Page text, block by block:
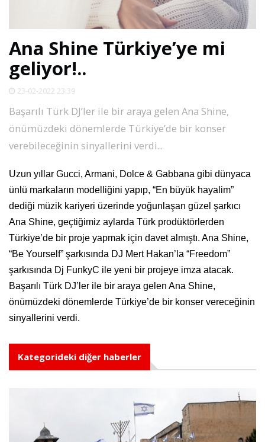
DÜNYA
VİDEO
GALERİ
RESMİ
REKLAMLAR
Ana Shine Türkiye’ye mi
geliyor!..
23-02-2022 23:39
Başarılı Türk DJ’ler ile bir araya gelen Ana Shine,
önümüzdeki dönemlerde Türkiye’de bir konser
verebileceğinin sinyallerini verdi...
Uzun yıllar Gucci, Armani, Dolce & Gabbana gibi dünyaca
ünlü markaların modelliğini yapıp, “En büyük hayalim”
dediği müzik kariyeri üzerinde yoğunlaşan güzel şarkıcı
Ana Shine, geçtiğimiz aylarda Türk prodüktörlerden
Türkiye’de bir proje yapmak için davet almıştı. Ana Shine,
“Be Yourself” şarkısında DJ Mert Hakan’la “Freedom”
şarkısında Dj FunkyC ile yeni bir projeye imza atacak.
Başarılı Türk DJ’ler ile bir araya gelen Ana Shine,
önümüzdeki dönemlerde Türkiye’de bir konser vereceğinin
sinyallerini verdi.
Kategorideki diğer haberler